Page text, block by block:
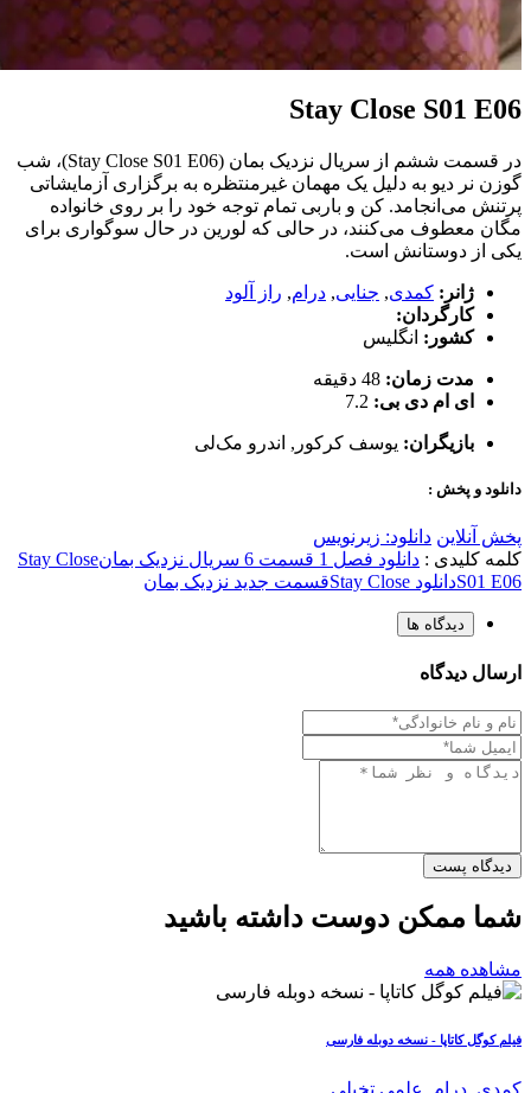
Stay Close S01 E06
در قسمت ششم از سریال نزدیک بمان (Stay Close S01 E06)، شب
گوزن نر دیو به دلیل یک مهمان غیرمنتظره به برگزاری آزمایشاتی
پرتنش می‌انجامد. کن و باربی تمام توجه خود را بر روی خانواده
مگان معطوف می‌کنند، در حالی که لورین در حال سوگواری برای
یکی از دوستانش است.
ژانر: کمدی, جنایی, درام, راز آلود
کارگردان:
کشور: انگلیس
مدت زمان: 48 دقیقه
ای ام دی بی: 7.2
بازیگران: یوسف کرکور , اندرو مک‌لی
دانلود و پخش :
پخش آنلاین دانلود: زیرنویس
کلمه کلیدی : دانلود فصل 1 قسمت 6 سریال نزدیک بمان
Stay Close
S01 E06دانلود Stay Close قسمت جدید نزدیک بمان
دیدگاه ها
ارسال دیدگاه
دیدگاه پست
شما ممکن دوست داشته باشید
مشاهده همه
فیلم کوگل کاتاپا - نسخه دوبله فارسی